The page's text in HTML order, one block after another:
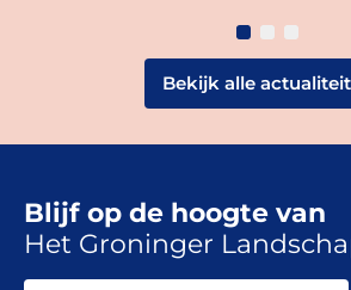
Bekijk alle
Blijf op de hoogte van
Het Groninger